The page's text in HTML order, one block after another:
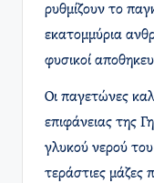
ρυθμίζουν το
εκατομμύρια
φυσικοί
Οι παγετώνες
επιφάνειας της
γλυκού νερού
τεράστιες μάζες